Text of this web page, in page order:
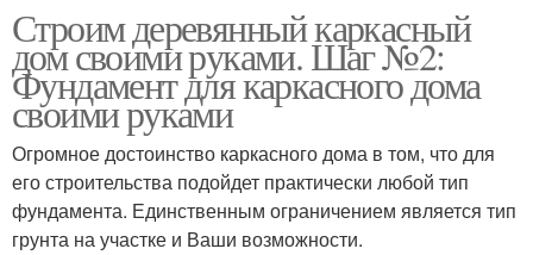
Строим деревянный каркасный
дом своими руками. Шаг №2:
Фундамент для каркасного дома
своими руками
Огромное достоинство каркасного дома в том, что для
его строительства подойдет практически любой тип
фундамента. Единственным ограничением является тип
грунта на участке и Ваши возможности.